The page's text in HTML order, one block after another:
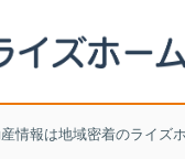
情報は地域密着のライズ